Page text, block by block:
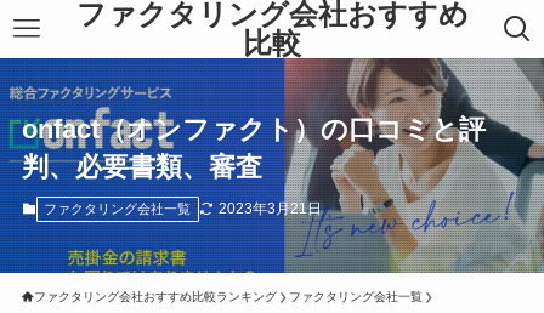
ファクタリング会社おすすめ
比較
onfact（オンファクト）の口コミと評
判、必要書類、審査
ファクタリング会社一覧 2023年3月21日
ファクタリング会社おすすめ比較ランキング ファクタリング会社一覧